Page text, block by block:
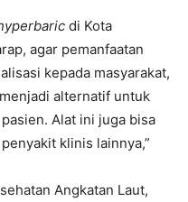
di Kota
agar pemanfaatan
kepada masyarakat,
alternatif untuk
Alat ini juga bisa
klinis lainnya,”
Angkatan Laut,